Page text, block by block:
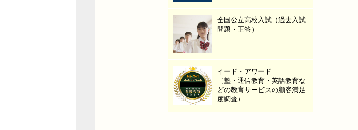
全国公立高校入試（過去入試
問題・正答）
イード・アワード
（塾・通信教育・英語教育な
どの教育サービスの顧客満足
度調査）